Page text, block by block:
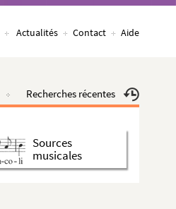
Actualités Contact Aide
Recherches récentes
Sources
musicales